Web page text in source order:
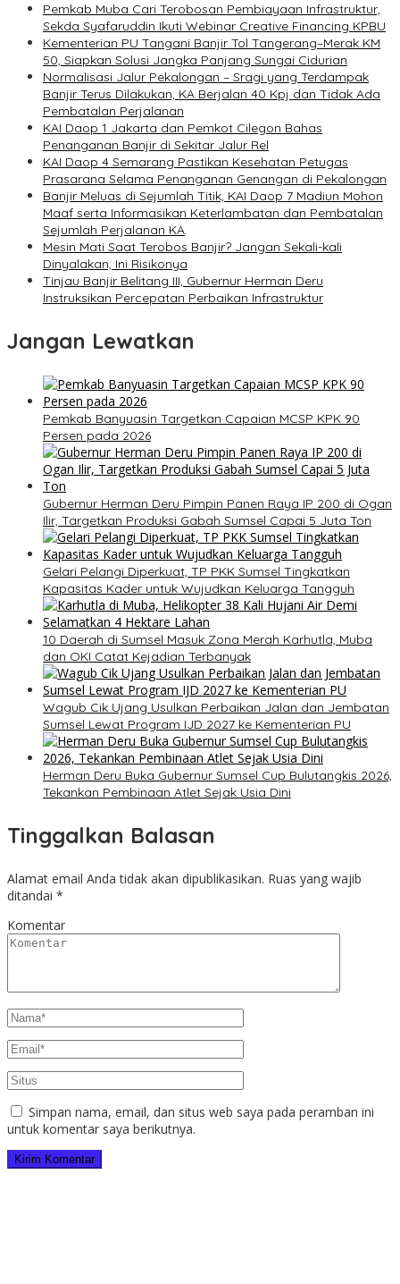
Pemkab Muba Cari Terobosan Pembiayaan Infrastruktur,
Sekda Syafaruddin Ikuti Webinar Creative Financing KPBU
Kementerian PU Tangani Banjir Tol Tangerang–Merak KM
50, Siapkan Solusi Jangka Panjang Sungai Cidurian
Normalisasi Jalur Pekalongan – Sragi yang Terdampak
Banjir Terus Dilakukan, KA Berjalan 40 Kpj dan Tidak Ada
Pembatalan Perjalanan
KAI Daop 1 Jakarta dan Pemkot Cilegon Bahas
Penanganan Banjir di Sekitar Jalur Rel
KAI Daop 4 Semarang Pastikan Kesehatan Petugas
Prasarana Selama Penanganan Genangan di Pekalongan
Banjir Meluas di Sejumlah Titik, KAI Daop 7 Madiun Mohon
Maaf serta Informasikan Keterlambatan dan Pembatalan
Sejumlah Perjalanan KA
Mesin Mati Saat Terobos Banjir? Jangan Sekali-kali
Dinyalakan, Ini Risikonya
Tinjau Banjir Belitang III, Gubernur Herman Deru
Instruksikan Percepatan Perbaikan Infrastruktur
Jangan Lewatkan
Pemkab Banyuasin Targetkan Capaian MCSP KPK 90
Persen pada 2026
Gubernur Herman Deru Pimpin Panen Raya IP 200 di Ogan
Ilir, Targetkan Produksi Gabah Sumsel Capai 5 Juta Ton
Gelari Pelangi Diperkuat, TP PKK Sumsel Tingkatkan
Kapasitas Kader untuk Wujudkan Keluarga Tangguh
10 Daerah di Sumsel Masuk Zona Merah Karhutla, Muba
dan OKI Catat Kejadian Terbanyak
Wagub Cik Ujang Usulkan Perbaikan Jalan dan Jembatan
Sumsel Lewat Program IJD 2027 ke Kementerian PU
Herman Deru Buka Gubernur Sumsel Cup Bulutangkis 2026,
Tekankan Pembinaan Atlet Sejak Usia Dini
Tinggalkan Balasan
Alamat email Anda tidak akan dipublikasikan. Ruas yang wajib
ditandai *
Komentar
Simpan nama, email, dan situs web saya pada peramban ini
untuk komentar saya berikutnya.